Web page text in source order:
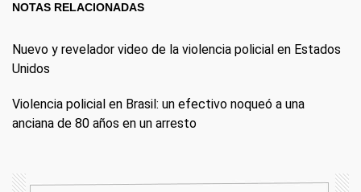
NOTAS RELACIONADAS
Nuevo y revelador video de la violencia policial en Estados
Unidos
Violencia policial en Brasil: un efectivo noqueó a una
anciana de 80 años en un arresto